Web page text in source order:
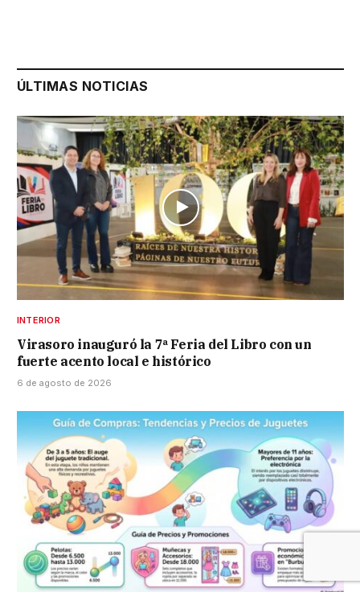
ÚLTIMAS NOTICIAS
INTERIOR
Virasoro inauguró la 7ª Feria del Libro con un
fuerte acento local e histórico
6 de agosto de 2026